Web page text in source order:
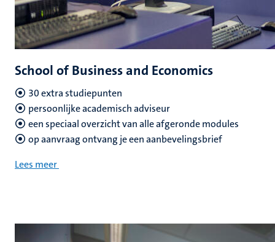
School of Business and Economics
30 extra studiepunten
persoonlijke academisch adviseur
een speciaal overzicht van alle afgeronde modules
op aanvraag ontvang je een aanbevelingsbrief
Lees meer